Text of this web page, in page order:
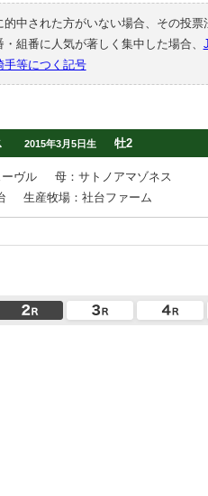
的中された方がいない場合、その投
組番に人気が著しく集中した場合、
手等につく記号
2015年3月5日生 牡2
ヴル
母：サトノアマゾネス
生産牧場：社台ファーム